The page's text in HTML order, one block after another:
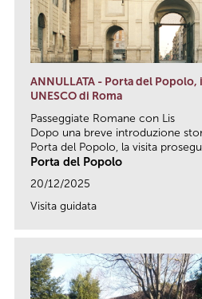
ANNULLATA - Porta del Popolo,
UNESCO di Roma
Passeggiate Romane con Lis
Dopo una breve introduzione
Porta del Popolo, la visita
Porta del Popolo
20/12/2025
Visita guidata